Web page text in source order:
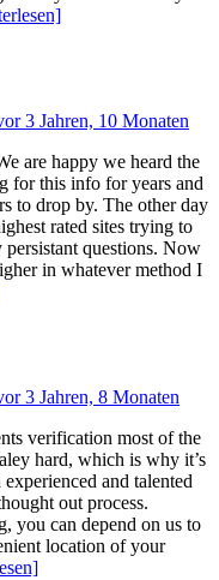
3 Jahren, 10 Monaten
are happy we heard the
for this info for years and
to drop by. The other day
rated sites trying to
questions. Now
in whatever method I
3 Jahren, 8 Monaten
verification most of the
hard, which is why it’s
and talented
out process.
you can depend on us to
location of your